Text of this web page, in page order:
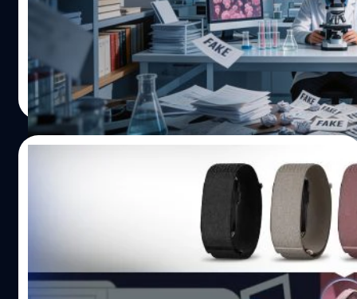
วิดีโอ แต่ล่าสุด AI กลับถูกนำมาใช้ในอีกบทบาทหนึ่ง นั่นคือ
เครื่องมือช่วยตรวจจับงานวิจัยที่อาจไม่น่าเชื่อถือ ทีมนักวิจัย
จาก Queensland University of Technology (QUT) ประเทศ
ออสเตรเลีย ได้พัฒนาโมเดล AI ที่สามารถวิเคราะห์รูปแบบ
การเขียนของบทความวิชาการ ก่อนนำไปตรวจสอบงานวิจัย
ด้านมะเร็งกว่า 2.6 ล้านฉบับ ที่ตีพิมพ์ระหว่างปี 1999-2024
และผลที่ได้คือ AI พบว่ามีบทความมากกว่า 250,000 ฉบับ ที่
มีลักษณะการเขียนคล้ายกับงานวิจัยที่เคยถูกถอดถอน เพราะ
เกี่ยวข้องกับ Paper Mill หรือ "โรงงานผลิตงานวิจัย" Paper
Mill คืออะไร ? Paper Mill คือธุรกิจที่รับจ้างผลิตงานวิจัยหรือ
ขายชื่อผู้เขียนให้กับนักวิชาการที่ต้องการผลงานตีพิมพ์ โดย
บางกรณีอาจมีการใช้ข้อมูลปลอม ดัดแปลงผลการทดลอง ใช้
ภาพซ้ำ หรือเขียนบทความขึ้นมาโดยไม่มีงานวิจัยจริงอยู่เบื้อง
หลัง ปัญหานี้ถูกมองว่าเป็นหนึ่งในภัยคุกคามสำคัญของวงการ
วิทยาศาสตร์ เพราะหากงานเหล่านี้ผ่านการตีพิมพ์ ก็อาจถูก
Worawalan | 15 days ago
Read More
Garmin เปิดตัว CIRQA ชน Whoop และ
Fitbit Air ราคา 6,990 บาท
Garmin เปิดตัว 'CIRQA' สมาร์ตแบนด์รุ่นใหม่ล่าสุด ที่มาใน
ดีไซน์ไร้หน้าจอ โดยเน้นเจาะกลุ่มผู้ใช้ที่ต้องการติดตามข้อมูล
สุขภาพ และการออกกำลังกายอย่างละเอียด เตรียมท้าชน